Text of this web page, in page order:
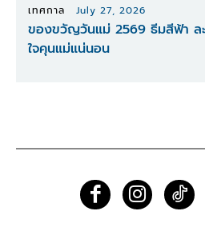
เทศกาล July 27, 2026
ของขวัญวันแม่ 2569 ธีมสีฟ้า ล
ใจคุนแม่แน่นอน